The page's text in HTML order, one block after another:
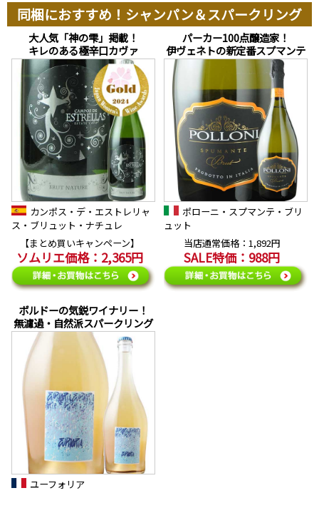
同梱におすすめ！シャンパン＆スパークリング
大人気「神の雫」掲載！
キレのある極辛口カヴァ
カンポス・デ・エストレリャ
ス・ブリュット・ナチュレ
【まとめ買いキャンペーン】
ソムリエ価格：2,365円
パーカー100点醸造家！
伊ヴェネトの新定番スプマンテ
ポローニ・スプマンテ・ブリ
ュット
当店通常価格：1,892円
SALE特価：988円
ボルドーの気鋭ワイナリー！
無濾過・自然派スパークリング
ユーフォリア